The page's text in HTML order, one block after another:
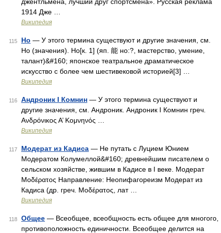
1914 Дже …
Википедия
115 Но — У этого термина существуют и другие значения, см.
Но (значения). Но[к. 1] (яп. 能 но:?, мастерство, умение,
талант)&#160; японское театральное драматическое
искусство с более чем шестивековой историей[3] …
Википедия
116 Андроник I Комнин — У этого термина существуют и
другие значения, см. Андроник. Андроник I Комнин греч.
Ανδρόνικος Α’ Κομνηνός …
Википедия
117 Модерат из Кадиса — Не путать с Луцием Юнием
Модератом Колумеллой&#160; древнейшим писателем о
сельском хозяйстве, жившим в Кадисе в I веке. Модерат
Μοδέρατος Направление: Неопифагореизм Модерат из
Кадиса (др. греч. Μοδέρατος, лат …
Википедия
118 Общее — Всеобщее, всеобщность есть общее для многого,
противоположность единичности. Всеобщее делится на